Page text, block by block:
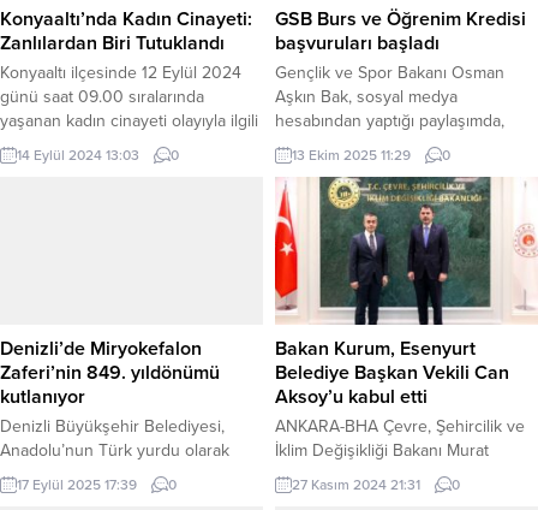
Konyaaltı’nda Kadın Cinayeti:
Zanlılardan Biri Tutuklandı
Konyaaltı ilçesinde 12 Eylül 2024
günü saat 09.00 sıralarında
yaşanan kadın cinayeti olayıyla ilgili
olarak, Konya Emniyet Müdürlüğü
birimlerinin yürüttüğü çalışmalar
14 Eylül 2024 13:03 0
GSB Burs ve Öğrenim Kredisi
başvuruları başladı
Gençlik ve Spor Bakanı Osman
Aşkın Bak, sosyal medya
hesabından yaptığı paylaşımda,
GSB Burs ve Öğrenim Kredisi
başvurularının başladığını duyurdu.
Kredi başvuruları için son tarih 17
Ekim 2025. ANKARA (İGFA) –
Gençlik ve Spor Bakanı Osman
Aşkın Bak, burs ve öğrenim kredisi
başvurularının başladığını duyurdu.
Bakan Bak, sosyal medya
hesabından...
13 Ekim 2025 11:29 0
Denizli’de Miryokefalon
Zaferi’nin 849. yıldönümü
kutlanıyor
Denizli Büyükşehir Belediyesi,
Anadolu’nun Türk yurdu olarak
kalmasını perçinleyen 1176
Miryokefalon Zaferi’nin 849.
17 Eylül 2025 17:39 0
Bakan Kurum, Esenyurt
Belediye Başkan Vekili Can
Aksoy’u kabul etti
ANKARA-BHA Çevre, Şehircilik ve
İklim Değişikliği Bakanı Murat
Kurum, Esenyurt Belediye Başkan
Vekili Can Aksoy ile Bakanlıkta bir
27 Kasım 2024 21:31 0